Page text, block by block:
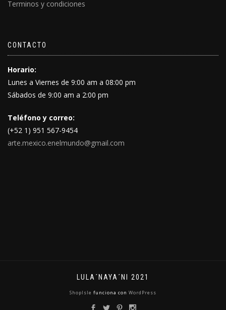
Terminos y condiciones
CONTACTO
Horario:
Lunes a Viernes de 9:00 am a 08:00 pm
Sábados de 9:00 am a 2:00 pm
Teléfono y correo:
(+52 1) 951 567-9454
arte.mexico.enelmundo@gmail.com
LULA´NAYA´NI 2021
ShopIsle funciona con WordPress